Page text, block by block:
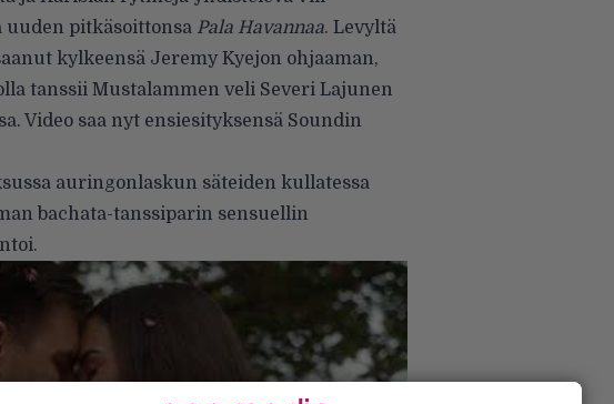
pitkäsoittonsa Pala Havannaa. Levyltä
kylkeensä Jeremy Kyejon ohjaaman,
tanssii Mustalammen veli Severi Lajunen
Video saa nyt ensiesityksensä Soundin
auringonlaskun säteiden kullatessa
bachata-tanssiparin sensuellin